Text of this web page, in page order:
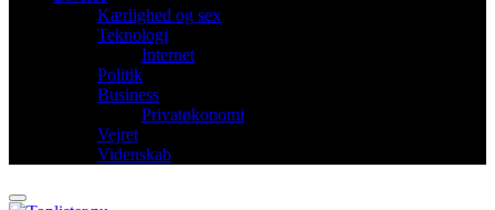
Kærlighed og sex
Teknologi
Internet
Politik
Business
Privatøkonomi
Vejret
Videnskab